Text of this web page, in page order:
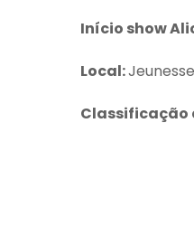
Início show
Local:
Classificação